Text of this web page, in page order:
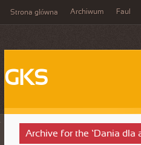
Strona główna Archiwum Faul
GKS
Archive for the ‘Dania dla